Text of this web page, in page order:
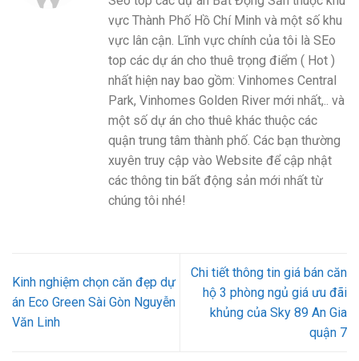
vực Thành Phố Hồ Chí Minh và một số khu
vực lân cận. Lĩnh vực chính của tôi là SEo
top các dự án cho thuê trọng điểm ( Hot )
nhất hiện nay bao gồm: Vinhomes Central
Park, Vinhomes Golden River mới nhất,.. và
một số dự án cho thuê khác thuộc các
quận trung tâm thành phố. Các bạn thường
xuyên truy cập vào Website để cập nhật
các thông tin bất động sản mới nhất từ
chúng tôi nhé!
Kinh nghiệm chọn căn đẹp dự
án Eco Green Sài Gòn Nguyễn
Văn Linh
Chi tiết thông tin giá bán căn
hộ 3 phòng ngủ giá ưu đãi
khủng của Sky 89 An Gia
quận 7